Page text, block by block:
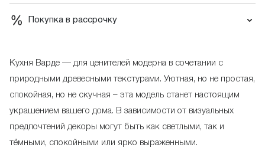
Покупка в рассрочку
Кухня Варде — для ценителей модерна в сочетании с
природными древесными текстурами. Уютная, но не простая,
спокойная, но не скучная – эта модель станет настоящим
украшением вашего дома. В зависимости от визуальных
предпочтений декоры могут быть как светлыми, так и
тёмными, спокойными или ярко выраженными.